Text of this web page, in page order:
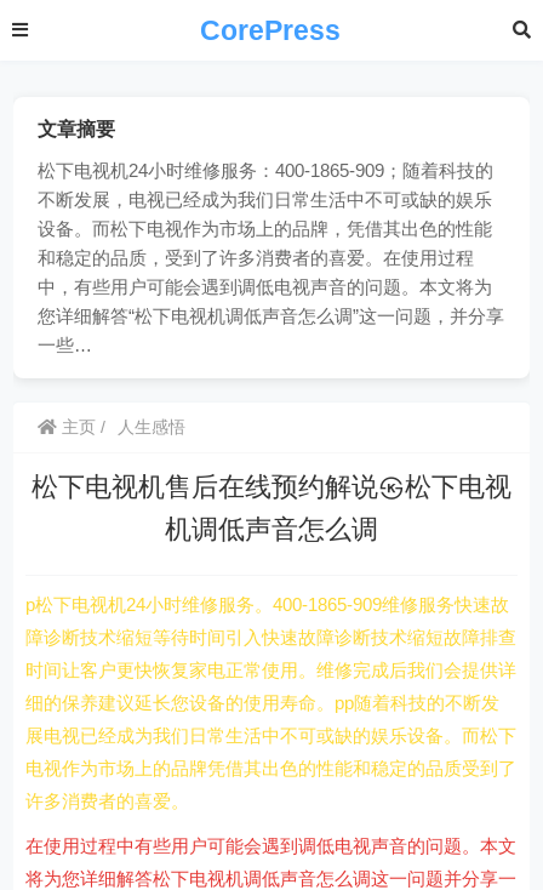
CorePress
文章摘要
松下电视机24小时维修服务：400-1865-909；随着科技的
不断发展，电视已经成为我们日常生活中不可或缺的娱乐
设备。而松下电视作为市场上的品牌，凭借其出色的性能
和稳定的品质，受到了许多消费者的喜爱。在使用过程
中，有些用户可能会遇到调低电视声音的问题。本文将为
您详细解答“松下电视机调低声音怎么调”这一问题，并分享
一些…
主页 人生感悟
松下电视机售后在线预约解说㉿松下电视
机调低声音怎么调
p松下电视机24小时维修服务。400-1865-909维修服务快速故
障诊断技术缩短等待时间引入快速故障诊断技术缩短故障排查
时间让客户更快恢复家电正常使用。维修完成后我们会提供详
细的保养建议延长您设备的使用寿命。pp随着科技的不断发
展电视已经成为我们日常生活中不可或缺的娱乐设备。而松下
电视作为市场上的品牌凭借其出色的性能和稳定的品质受到了
许多消费者的喜爱。
在使用过程中有些用户可能会遇到调低电视声音的问题。本文
将为您详细解答松下电视机调低声音怎么调这一问题并分享一